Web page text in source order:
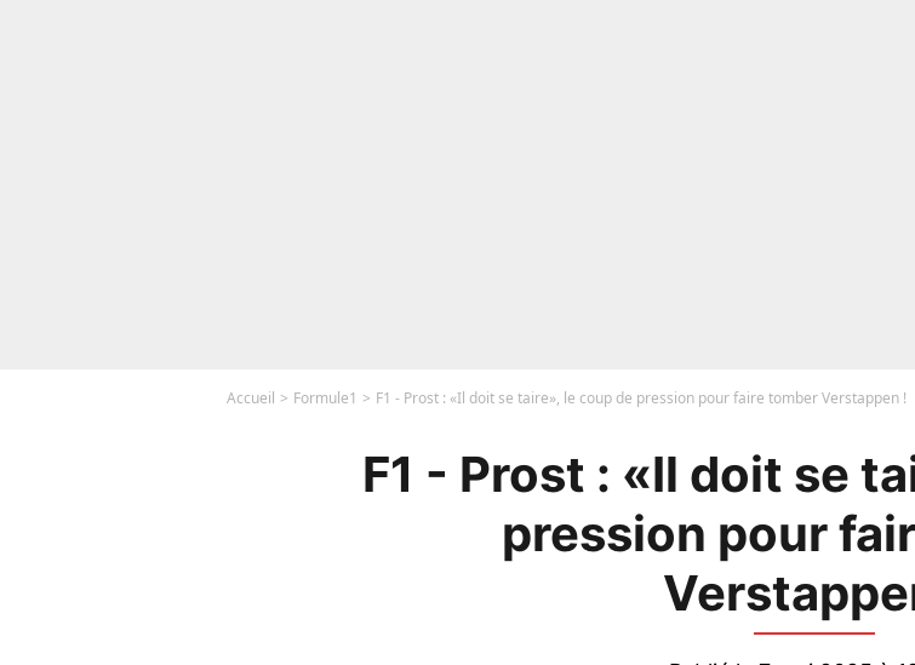
Accueil Formule1 F1 - Prost : «Il doit se taire», le coup de pression pour faire tomber Verstappen !
F1 - Prost : «Il doit se
pression pour